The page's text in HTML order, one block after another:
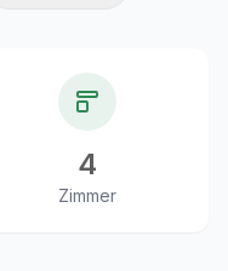
4
Zimmer